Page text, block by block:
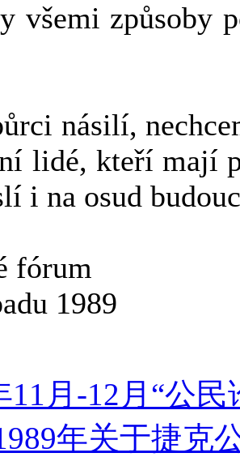
všemi způsoby
násilí,
lidé, kteří mají
i na osud
fórum
1989
11月-12月“公
年关于捷克